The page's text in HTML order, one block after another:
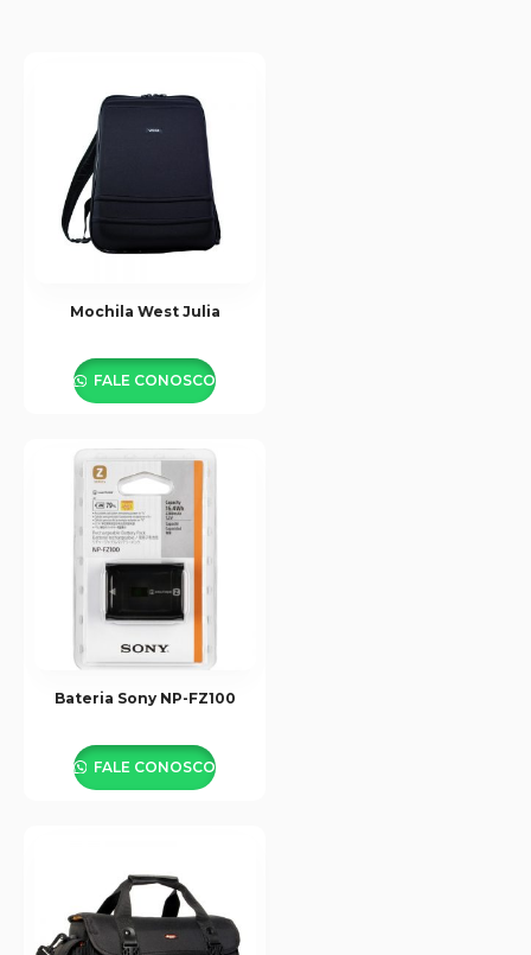
Mochila West Julia
FALE CONOSCO
Bateria Sony NP-FZ100
FALE CONOSCO